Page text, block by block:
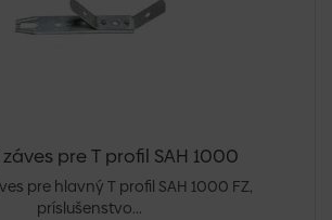
pre T profil SAH 1000
pre hlavný T profil SAH 1000 FZ,
príslušenstvo...